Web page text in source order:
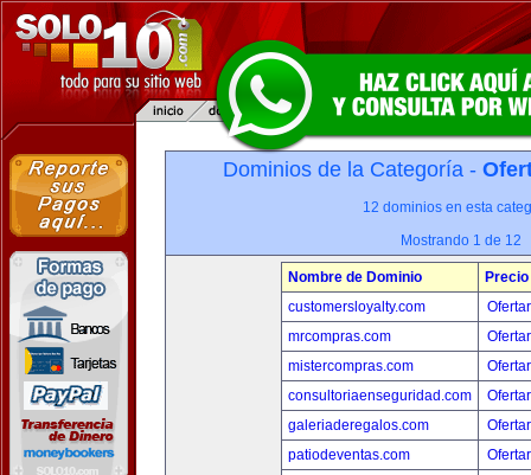
Dominios de la Categoría -
12 dominios en esta
Mostrando 1 de 12
Nombre de Dominio
Precio
customersloyalty.com
mrcompras.com
mistercompras.com
consultoriaenseguridad.com
galeriaderegalos.com
patiodeventas.com